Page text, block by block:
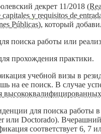
декрет 11/2018 (
y requisitos de
Públicas), который
поиска работы или
прохождения практики.
учебной визы в
на ее поиск. В случае
для поиска работы
или Doctorado).
соответствует 6, 7